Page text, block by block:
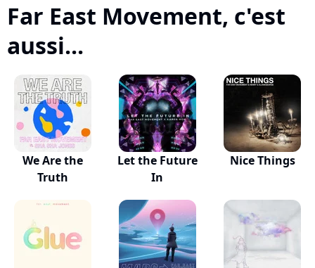
Far East Movement, c'est
aussi...
We Are the
Truth
Let the Future
In
Nice Things